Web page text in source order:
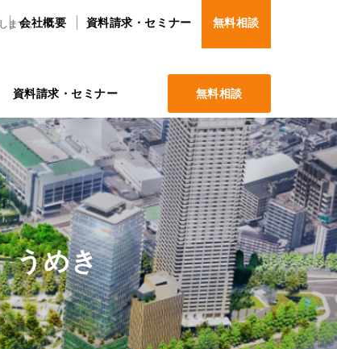
ます。
資料請求・セミナー 無料相談
会社概要 資料請求・セミナー 無料相談
うめき